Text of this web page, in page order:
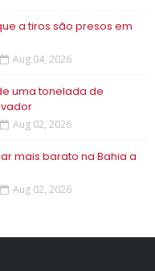
a tiros são presos em
Aug 04, 2026
uma tonelada de
Aug 02, 2026
mais barato na Bahia a
Aug 02, 2026